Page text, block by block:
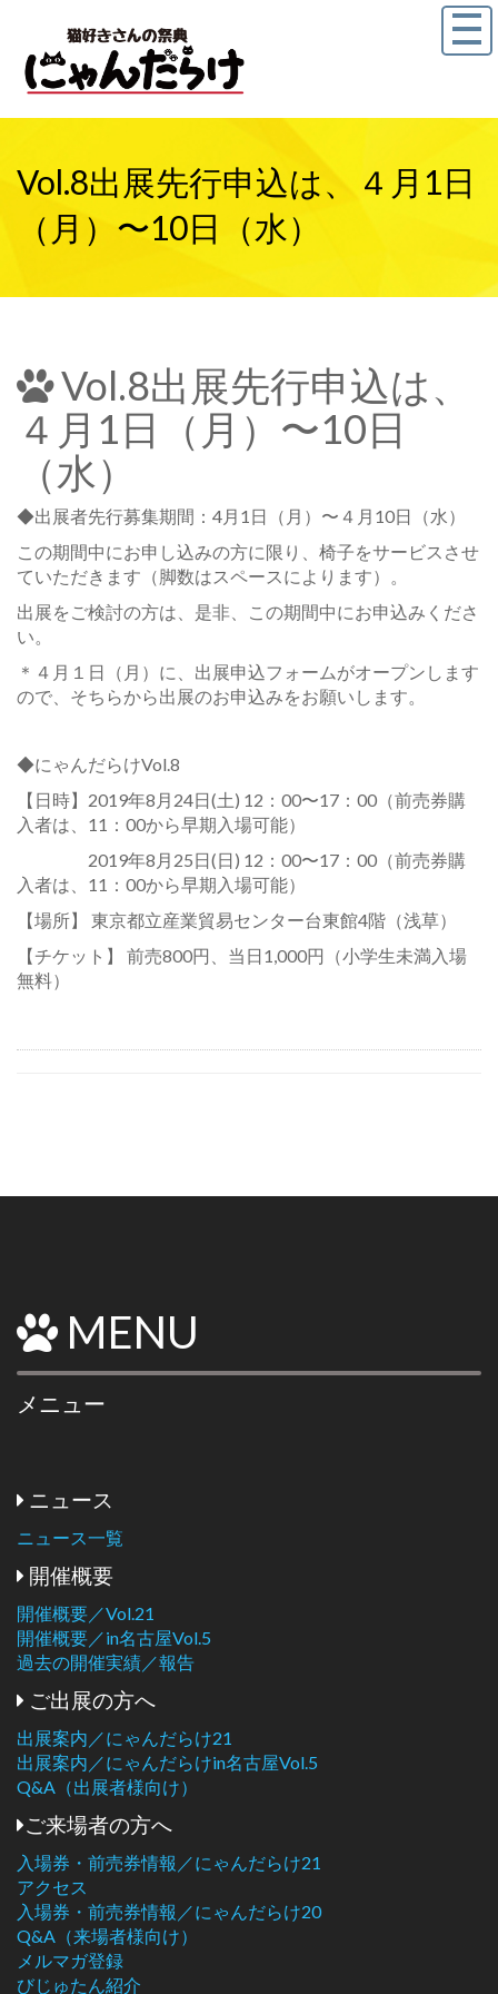
Vol.8出展先行申込は、４月1日
（月）〜10日（水）
Vol.8出展先行申込は、
４月1日（月）〜10日
（水）
◆出展者先行募集期間：4月1日（月）〜４月10日（水）
この期間中にお申し込みの方に限り、椅子をサービスさせ
ていただきます（脚数はスペースによります）。
出展をご検討の方は、是非、この期間中にお申込みくださ
い。
＊４月１日（月）に、出展申込フォームがオープンします
ので、そちらから出展のお申込みをお願いします。
◆にゃんだらけVol.8
【日時】2019年8月24日(土) 12：00〜17：00（前売券購
入者は、11：00から早期入場可能）
2019年8月25日(日) 12：00〜17：00（前売券購
入者は、11：00から早期入場可能）
【場所】 東京都立産業貿易センター台東館4階（浅草）
【チケット】 前売800円、当日1,000円（小学生未満入場
無料）
MENU
メニュー
ニュース
ニュース一覧
開催概要
開催概要／Vol.21
開催概要／in名古屋Vol.5
過去の開催実績／報告
ご出展の方へ
出展案内／にゃんだらけ21
出展案内／にゃんだらけin名古屋Vol.5
Q&A（出展者様向け）
ご来場者の方へ
入場券・前売券情報／にゃんだらけ21
アクセス
入場券・前売券情報／にゃんだらけ20
Q&A（来場者様向け）
メルマガ登録
びじゅたん紹介